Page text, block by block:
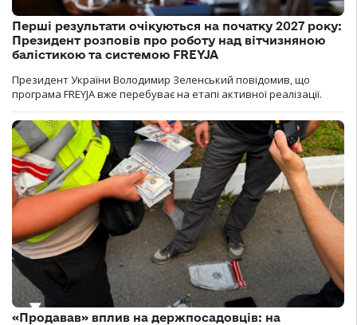
Перші результати очікуються на початку 2027 року:
Президент розповів про роботу над вітчизняною
балістикою та системою FREYJA
Президент України Володимир Зеленський повідомив, що
програма FREYJA вже перебуває на етапі активної реалізації.
«Продавав» вплив на держпосадовців: на